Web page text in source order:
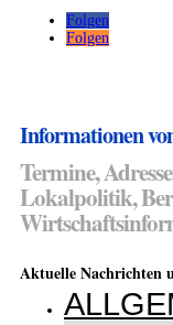
Folgen
Folgen
Informationen
Termine,
Lokalpolitik,
Aktuelle Nachrichten